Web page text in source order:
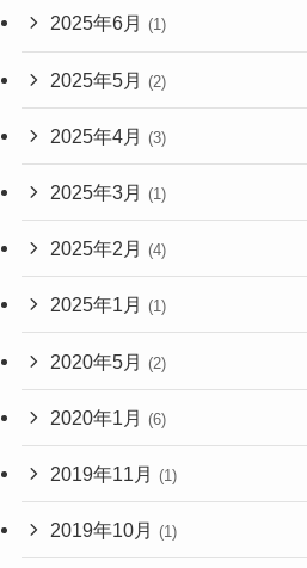
2025年6月 (1)
2025年5月 (2)
2025年4月 (3)
2025年3月 (1)
2025年2月 (4)
2025年1月 (1)
2020年5月 (2)
2020年1月 (6)
2019年11月 (1)
2019年10月 (1)